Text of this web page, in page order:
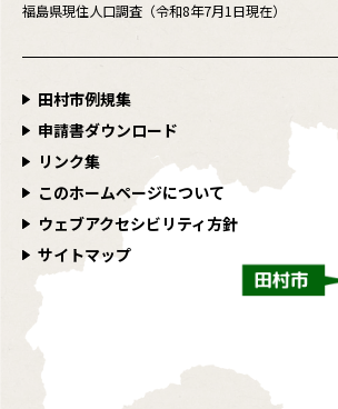
福島県現住人口調査（令和8年7月1日現在）
田村市例規集
申請書ダウンロード
リンク集
このホームページについて
ウェブアクセシビリティ方針
サイトマップ